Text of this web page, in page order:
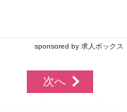
sponsored by 求人ボックス
次へ